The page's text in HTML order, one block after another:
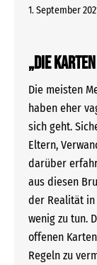
1. September
„Die
Die meisten
haben eher
sich geht.
Eltern,
darüber
aus diesen
der Realität
wenig zu tun.
offenen
Regeln zu